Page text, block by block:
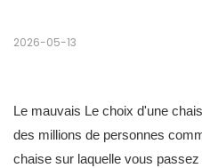
2026-05-13
Le mauvais Le choix d'une
des millions de personnes
chaise sur laquelle vous